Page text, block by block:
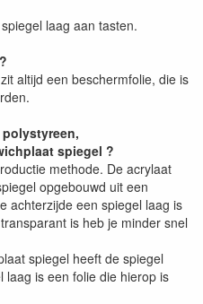
laag aan tasten.
altijd een beschermfolie, die is
spiegel ?
methode. De acrylaat
opgebouwd uit een
achterzijde een spiegel laag is
is heb je minder snel
spiegel heeft de spiegel
laag is een folie die hierop is